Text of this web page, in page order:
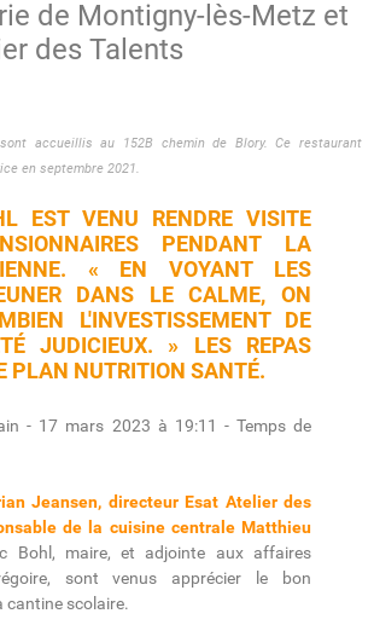
de Montigny-lès-Metz et
des Talents
sont accueillis au 152B chemin de Blory. Ce restaurant
en septembre 2021.
EST VENU RENDRE VISITE
PENDANT LA
« EN VOYANT LES
DANS LE CALME, ON
L'INVESTISSEMENT DE
JUDICIEUX. » LES REPAS
PLAN NUTRITION SANTÉ.
- 17 mars 2023 à 19:11 - Temps de
Jeansen, directeur Esat Atelier des
de la cuisine centrale Matthieu
Bohl, maire, et adjointe aux affaires
sont venus apprécier le bon
cantine scolaire.